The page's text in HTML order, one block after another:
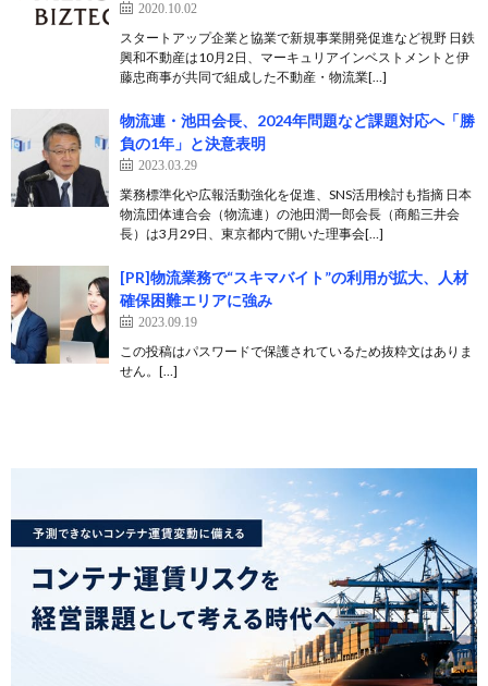
2020.10.02
スタートアップ企業と協業で新規事業開発促進など視野 日鉄
興和不動産は10月2日、マーキュリアインベストメントと伊
藤忠商事が共同で組成した不動産・物流業[…]
物流連・池田会長、2024年問題など課題対応へ「勝
負の1年」と決意表明
2023.03.29
業務標準化や広報活動強化を促進、SNS活用検討も指摘 日本
物流団体連合会（物流連）の池田潤一郎会長（商船三井会
長）は3月29日、東京都内で開いた理事会[…]
[PR]物流業務で“スキマバイト”の利用が拡大、人材
確保困難エリアに強み
2023.09.19
この投稿はパスワードで保護されているため抜粋文はありま
せん。[…]